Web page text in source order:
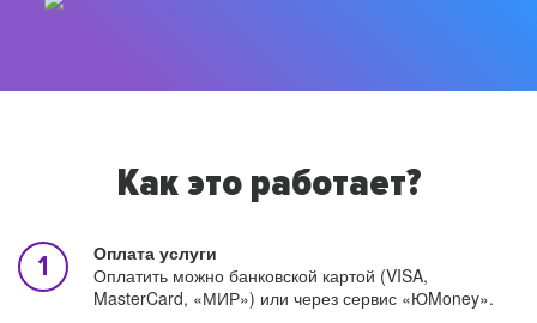
Как это работает?
Оплата услуги
Оплатить можно банковской картой (VISA,
MasterCard, «МИР») или через сервис «ЮMoney».